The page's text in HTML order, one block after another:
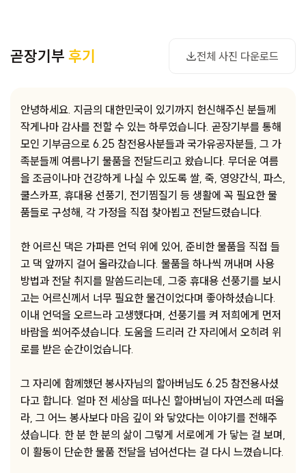
곧장기부 후기 전체 사진 다운로드
사진 다운로드
안녕하세요. 지금의 대한민국이 있기까지 헌신해주신 분들께
작게나마 감사를 전할 수 있는 하루였습니다. 곧장기부를 통해
모인 기부금으로 6.25 참전용사분들과 국가유공자분들, 그 가
족분들께 여름나기 물품을 전달드리고 왔습니다. 무더운 여름
을 조금이나마 건강하게 나실 수 있도록 쌀, 죽, 영양간식, 파스,
쿨스카프, 휴대용 선풍기, 전기찜질기 등 생활에 꼭 필요한 물
품들로 구성해, 각 가정을 직접 찾아뵙고 전달드렸습니다.
한 어르신 댁은 가파른 언덕 위에 있어, 준비한 물품을 직접 들
고 댁 앞까지 걸어 올라갔습니다. 물품을 하나씩 꺼내며 사용
방법과 전달 취지를 말씀드리는데, 그중 휴대용 선풍기를 보시
고는 어르신께서 너무 필요한 물건이었다며 좋아하셨습니다.
이내 언덕을 오르느라 고생했다며, 선풍기를 켜 저희에게 먼저
바람을 쐬어주셨습니다. 도움을 드리러 간 자리에서 오히려 위
로를 받은 순간이었습니다.
그 자리에 함께했던 봉사자님의 할아버님도 6.25 참전용사셨
다고 합니다. 얼마 전 세상을 떠나신 할아버님이 자연스레 떠올
라, 그 어느 봉사보다 마음 깊이 와 닿았다는 이야기를 전해주
셨습니다. 한 분 한 분의 삶이 그렇게 서로에게 가 닿는 걸 보며,
이 활동이 단순한 물품 전달을 넘어선다는 걸 다시 느꼈습니다.